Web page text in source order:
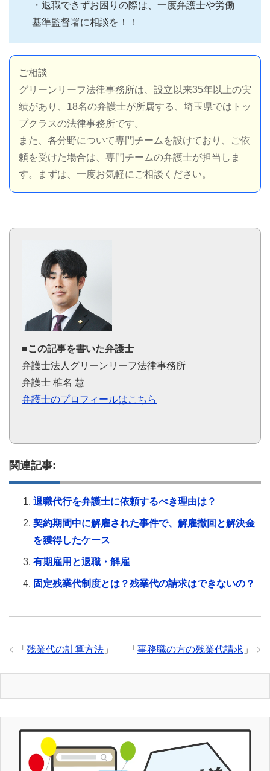
・退職できずお困りの際は、一度弁護士や労働
基準監督署に相談を！！
ご相談
グリーンリーフ法律事務所は、設立以来35年以上の実
績があり、18名の弁護士が所属する、埼玉県ではトッ
プクラスの法律事務所です。
また、各分野について専門チームを設けており、ご依
頼を受けた場合は、専門チームの弁護士が担当しま
す。まずは、一度お気軽にご相談ください。
■この記事を書いた弁護士
弁護士法人グリーンリーフ法律事務所
弁護士 椎名 慧
弁護士のプロフィールはこちら
関連記事:
退職代行を弁護士に依頼するべき理由は？
契約期間中に解雇された事件で、解雇撤回と解決金
を獲得したケース
有期雇用と退職・解雇
固定残業代制度とは？残業代の請求はできないの？
「 事務職の方の残業代請求 」
「 残業代の計算方法 」